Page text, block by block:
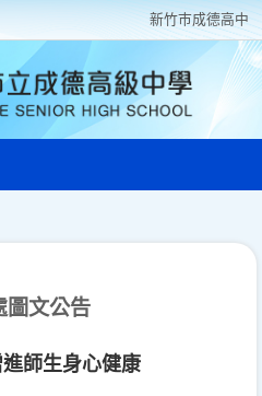
新竹巿成德高中
圖文公告
師生身心健康